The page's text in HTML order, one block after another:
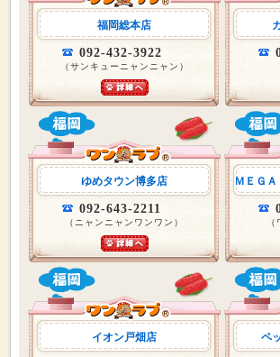
福岡総本店
092-432-3922
（サンキューニャンニャン）
ゆめタウン博多店
092-643-2211
（ニャンニャンワンワン）
ＭＥＧ
イオン戸畑店 ペ